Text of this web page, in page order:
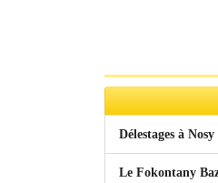
Délestages à
Le Fokontany